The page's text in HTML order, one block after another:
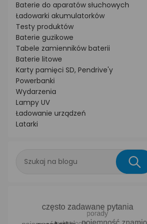
Baterie do aparatów słuchowych
Ładowarki akumulatorków
Testy produktów
Baterie guzikowe
Tabele zamienników baterii
Baterie litowe
Karty pamięci SD, Pendrive'y
Powerbanki
Wydarzenia
Lampy UV
Ładowanie urządzeń
Latarki